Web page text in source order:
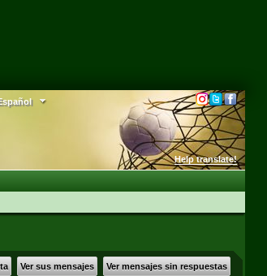
Help translate!
Ver sus mensajes Ver mensajes sin respuestas